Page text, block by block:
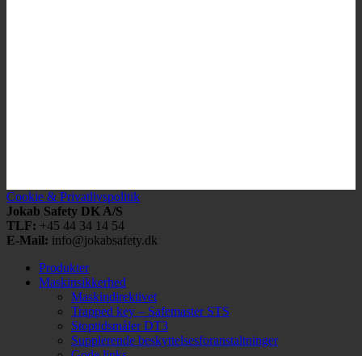
Cookie & Privatlivspolitik
Jokab Safety DK A/S
TLF: +45 44 34 14 54
E-Mail: info@jokabsafety.dk
Produkter
Maskinsikkerhed
Maskindirektivet
Trapped key – Safemaster STS
Stoptidsmåler DT3
Supplerende beskyttelsesforanstaltninger